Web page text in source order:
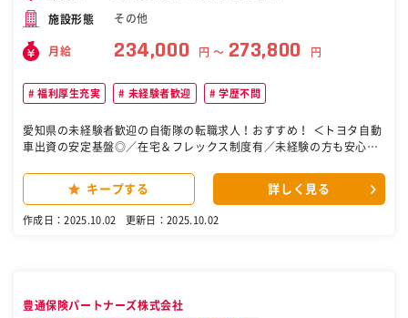
施設形態 その他
月給 234,000 円 〜 273,800 円
福利厚生充実 未経験者歓迎 学歴不問
愛知県の未経験者歓迎の自衛隊の転職求人！おすすめ！ ＜トヨタ自動
車出資の安定基盤◎／在宅＆フレックス制度有／未経験の方も安心の
可能＞ トヨタグループ各社のオフィス改修に伴うレイアウト変更の提
案、厨房・空調機器のリニューアルなどのルート営業をお任せしま
（品質・安全のチェック） など ■1日の流れ： 8:30 ～ 8:45 始業・
キープする 詳しく見る
作成日：2025.10.02 更新日：2025.10.02
豊通保険パートナーズ株式会社